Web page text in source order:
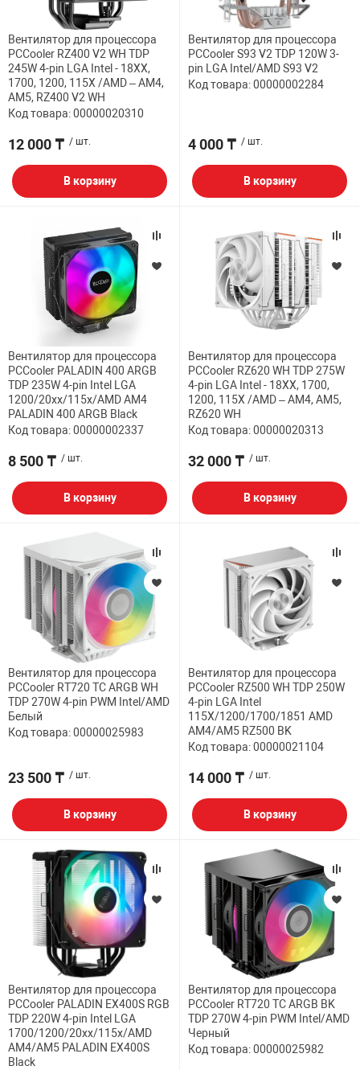
Вентилятор для процессора
PCCooler RZ400 V2 WH TDP
245W 4-pin LGA Intel - 18XX,
1700, 1200, 115X /AMD – AM4,
AM5, RZ400 V2 WH
Код товара: 00000020310
12 000 ₸ / шт.
В корзину
Вентилятор для процессора
PCCooler S93 V2 TDP 120W 3-
pin LGA Intel/AMD S93 V2
Код товара: 00000002284
4 000 ₸ / шт.
В корзину
Вентилятор для процессора
PCCooler PALADIN 400 ARGB
TDP 235W 4-pin Intel LGA
1200/20xx/115x/AMD AM4
PALADIN 400 ARGB Black
Код товара: 00000002337
8 500 ₸ / шт.
В корзину
Вентилятор для процессора
PCCooler RZ620 WH TDP 275W
4-pin LGA Intel - 18XX, 1700,
1200, 115X /AMD – AM4, AM5,
RZ620 WH
Код товара: 00000020313
32 000 ₸ / шт.
В корзину
Вентилятор для процессора
PCCooler RT720 TC ARGB WH
TDP 270W 4-pin PWM Intel/AMD
Белый
Код товара: 00000025983
23 500 ₸ / шт.
В корзину
Вентилятор для процессора
PCCooler RZ500 WH TDP 250W
4-pin LGA Intel
115X/1200/1700/1851 AMD
AM4/AM5 RZ500 BK
Код товара: 00000021104
14 000 ₸ / шт.
В корзину
Вентилятор для процессора
PCCooler PALADIN EX400S RGB
TDP 220W 4-pin Intel LGA
1700/1200/20xx/115x/AMD
AM4/AM5 PALADIN EX400S
Black
Вентилятор для процессора
PCCooler RT720 TC ARGB BK
TDP 270W 4-pin PWM Intel/AMD
Черный
Код товара: 00000025982